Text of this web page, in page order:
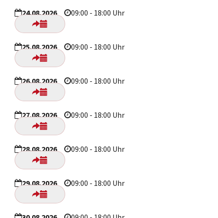
24.08.2026 09:00 - 18:00 Uhr
25.08.2026 09:00 - 18:00 Uhr
26.08.2026 09:00 - 18:00 Uhr
27.08.2026 09:00 - 18:00 Uhr
28.08.2026 09:00 - 18:00 Uhr
29.08.2026 09:00 - 18:00 Uhr